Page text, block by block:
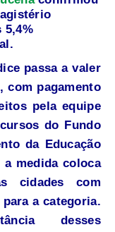
5,4%
passa a valer
com pagamento
pela equipe
do Fundo
da Educação
a medida coloca
cidades com
a categoria.
desses